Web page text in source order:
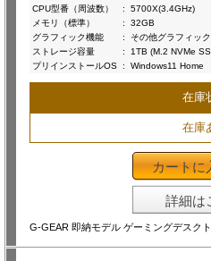
CPU型番（周波数）
:
5700X(3.4GHz)
メモリ（標準）
:
32GB
グラフィック機能
:
その他グラフィッ
ストレージ容量
:
1TB (M.2 NVMe
プリインストールOS : Windows11 Home
在庫
在庫
カートに
詳細は
G-GEAR 即納モデル ゲーミングデスク